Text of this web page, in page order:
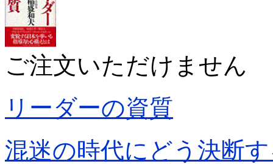
ご注文いただけません
リーダーの資質
混迷の時代にどう決断